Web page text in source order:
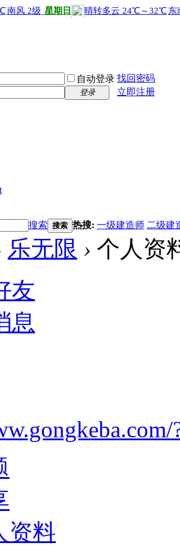
自动登录 找回密码
登录
立即注册
搜索 搜索 热搜: 一级建造师 二级建
乐无限 › 个人资
友
息
资料